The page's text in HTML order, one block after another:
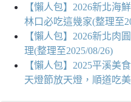
【懶人包】2026新北海
林口必吃這幾家(整理至
【懶人包】2026新北肉
理(整理至2025/08/26)
【懶人包】2025平溪美
天燈節放天燈，順道吃